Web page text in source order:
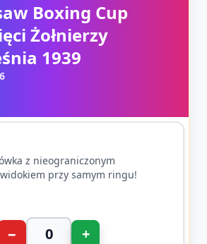
Boxing Cup
Żołnierzy
1939
z nieograniczonym
przy samym ringu!
− +